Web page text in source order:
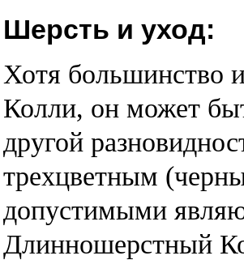
Шерсть и уход:
Хотя большинство
Колли, он может
другой
трехцветным
допустимыми
Длинношерстный